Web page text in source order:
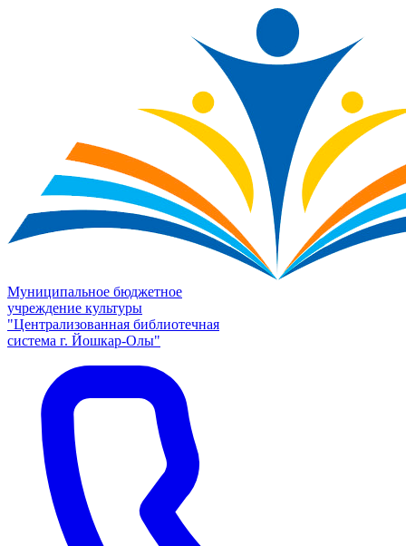
Муниципальное бюджетное
учреждение культуры
"Централизованная библиотечная
система г. Йошкар-Олы"